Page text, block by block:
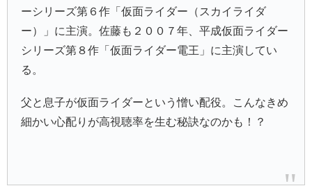
ーシリーズ第６作「仮面ライダー（スカイライダ
ー）」に主演。佐藤も２００７年、平成仮面ライダー
シリーズ第８作「仮面ライダー電王」に主演してい
る。
父と息子が仮面ライダーという憎い配役。こんなきめ
細かい心配りが高視聴率を生む秘訣なのかも！？